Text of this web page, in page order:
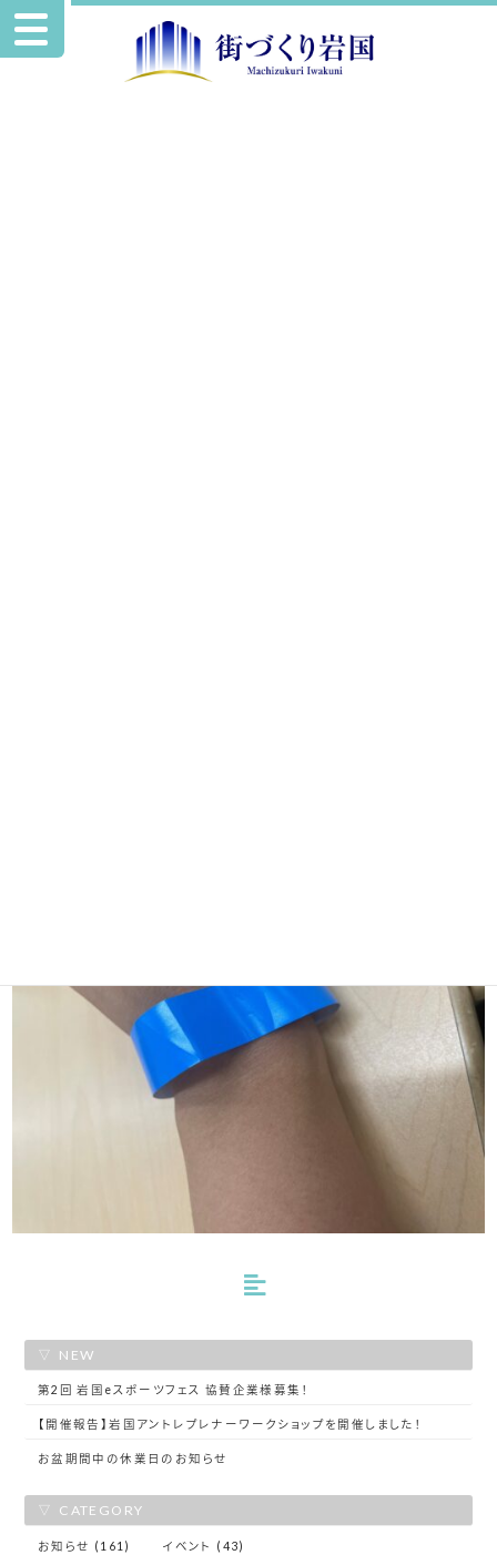
NEW
第2回 岩国eスポーツフェス 協賛企業様募集！
【開催報告】岩国アントレプレナーワークショップを開催しました！
お盆期間中の休業日のお知らせ
CATEGORY
お知らせ (161) イベント (43)